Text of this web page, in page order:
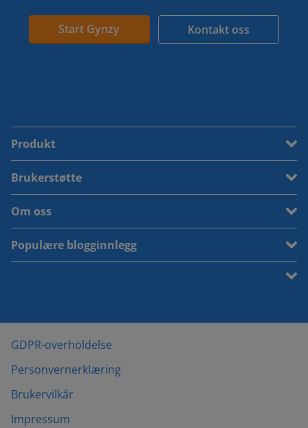
Start Gynzy Kontakt oss
Produkt
Brukerstøtte
Om oss
Populære blogginnlegg
GDPR-overholdelse
Personvernerklæring
Brukervilkår
Impressum